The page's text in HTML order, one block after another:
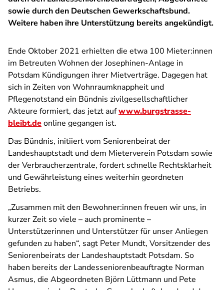
sowie durch den Deutschen Gewerkschaftsbund.
Weitere haben ihre Unterstützung bereits angekündigt.
Ende Oktober 2021 erhielten die etwa 100 Mieter:innen
im Betreuten Wohnen der Josephinen-Anlage in
Potsdam Kündigungen ihrer Mietverträge. Dagegen hat
sich in Zeiten von Wohnraumknappheit und
Pflegenotstand ein Bündnis zivilgesellschaftlicher
Akteure formiert, das jetzt aufwww.burgstrasse-
bleibt.deonline gegangen ist.
Das Bündnis, initiiert vom Seniorenbeirat der
Landeshauptstadt und dem Mieterverein Potsdam sowie
der Verbraucherzentrale, fordert schnelle Rechtsklarheit
und Gewährleistung eines weiterhin geordneten
Betriebs.
„Zusammen mit den Bewohner:innen freuen wir uns, in
kurzer Zeit so viele – auch prominente –
Unterstützerinnen und Unterstützer für unser Anliegen
gefunden zu haben“, sagt Peter Mundt, Vorsitzender des
Seniorenbeirats der Landeshauptstadt Potsdam. So
haben bereits der Landesseniorenbeauftragte Norman
Asmus, die Abgeordneten Björn Lüttmann und Pete